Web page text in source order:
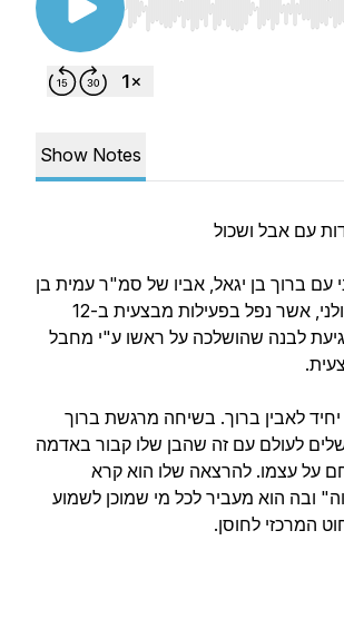
Use Left/Right to seek,
Show Notes
עם אבל ושכול
עם ברוך בן יגאל, אביו של סמ"ר עמית בן
יגאל ז"ל, לוחם גולני, אשר נפל בפעילות מבצעית ב-12
2020 מפגיעת לבנה שהושלכה על ראשו ע"י מחבל
לאבין ברוך. בשיחה מרגשת ברוך
לעולם עם זה שהבן שלו קבור באדמה
על עצמו. להרצאה שלו הוא קרא
ובה הוא מעביר לכל מי שמוכן לשמוע
המרכזי לחוסן.